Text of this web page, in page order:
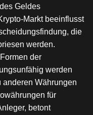
Geldes
Markt beeinflusst
die
werden.
der
werden
Währungen
für
betont